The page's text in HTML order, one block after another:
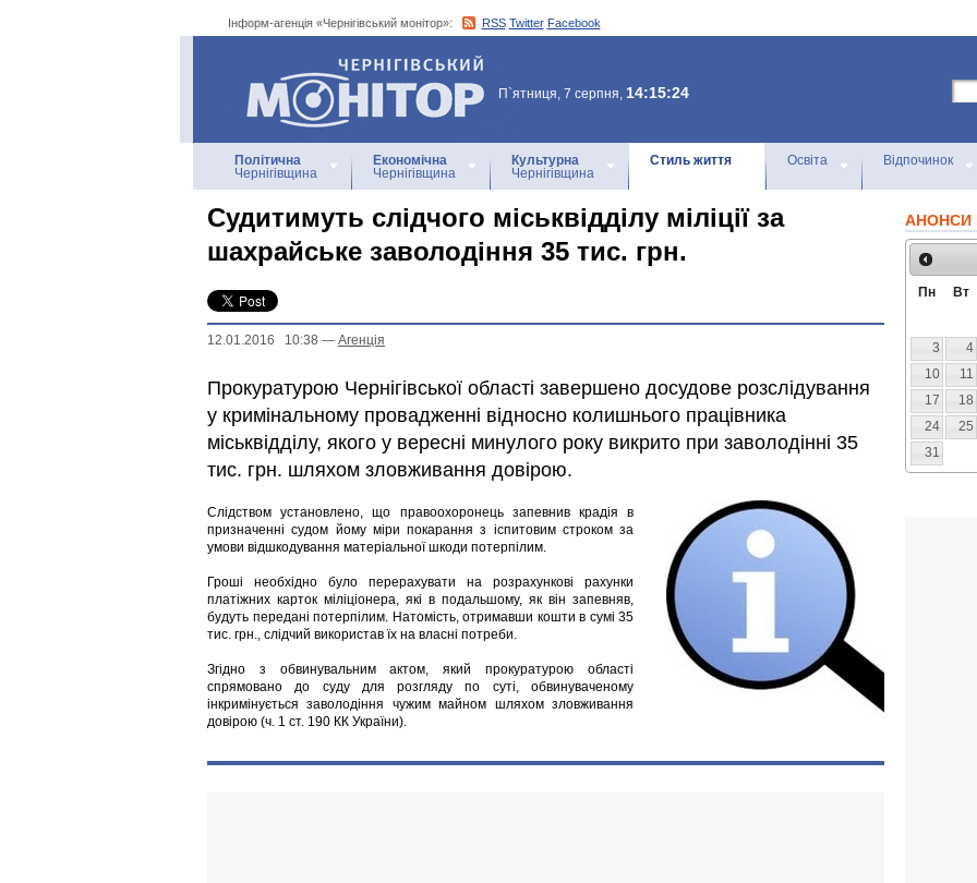
Інформ-агенція «Чернігівський монітор»: RSS Twitter Facebook
Інформ-агенція
«Чернігівський монітор»
П`ятниця, 7 серпня, 14:15:24
Політична
Чернігівщина
Економічна
Чернігівщина
Культурна
Чернігівщина
Стиль життя Освіта Відпочинок
Судитимуть слідчого міськвідділу міліції за
шахрайське заволодіння 35 тис. грн.
12.01.2016 10:38 — Агенцiя
Прокуратурою Чернігівської області завершено досудове розслідування
у кримінальному провадженні відносно колишнього працівника
міськвідділу, якого у вересні минулого року викрито при заволодінні 35
тис. грн. шляхом зловживання довірою.
Слідством установлено, що правоохоронець запевнив крадія в
призначенні судом йому міри покарання з іспитовим строком за
умови відшкодування матеріальної шкоди потерпілим.
Гроші необхідно було перерахувати на розрахункові рахунки
платіжних карток міліціонера, які в подальшому, як він запевняв,
будуть передані потерпілим. Натомість, отримавши кошти в сумі 35
тис. грн., слідчий використав їх на власні потреби.
Згідно з обвинувальним актом, який прокуратурою області
спрямовано до суду для розгляду по суті, обвинуваченому
інкримінується заволодіння чужим майном шляхом зловживання
довірою (ч. 1 ст. 190 КК України).
АНОНСИ
Пн Вт
3
4
10
11
17
18
24
25
31